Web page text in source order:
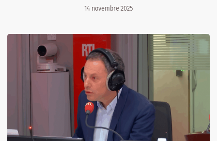
14 novembre 2025